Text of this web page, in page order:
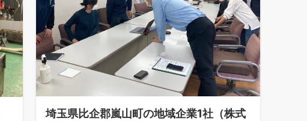
埼玉県比企郡嵐山町の地域企業1社（株式